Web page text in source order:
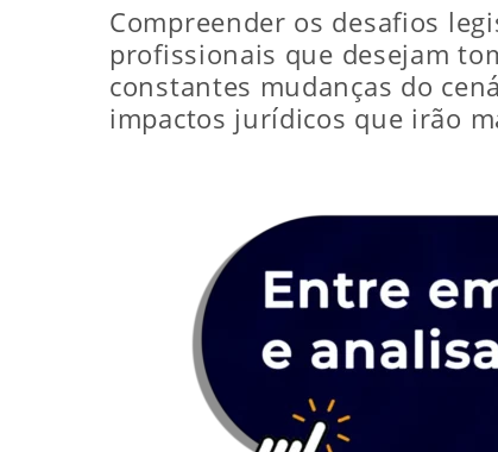
Compreender os desafios
profissionais que desejam
constantes mudanças do
impactos jurídicos que irão